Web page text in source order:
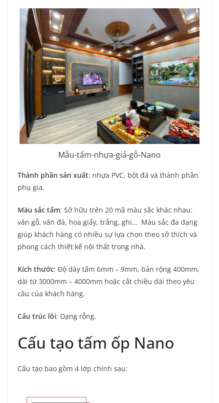
Mẫu-tấm-nhựa-giả-gỗ-Nano
Thành phần sản xuất: nhựa PVC, bột đá và thành phần
phụ gia.
Màu sắc tấm: Sở hữu trên 20 mã màu sắc khác nhau:
vân gỗ, vân đá, hoa giấy, trắng, ghi… Màu sắc đa dạng
giúp khách hàng có nhiều sự lựa chọn theo sở thích và
phong cách thiết kế nội thất trong nhà.
Kích thước: Độ dày tấm 6mm – 9mm, bản rộng 400mm,
dài từ 3000mm – 4000mm hoặc cắt chiều dài theo yêu
cầu của khách hàng.
Cấu trúc lõi: Dạng rỗng.
Cấu tạo tấm ốp Nano
Cấu tạo bao gồm 4 lớp chính sau: